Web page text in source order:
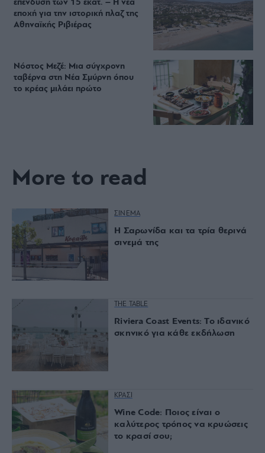
επένδυση των 15 εκατ. – Η νέα
εποχή για την ιστορική πλαζ της
Αθηναϊκής Ριβιέρας
Νόστος Μεζέ: Μια σύγχρονη
ταβέρνα στη Νέα Σμύρνη όπου
το κρέας μιλάει πρώτο
More to read
ΣΙΝΕΜΑ
Η Σαρωνίδα και τα τρία θερινά
σινεμά της
THE TABLE
Riviera Coast Events: Το ιδανικό
σκηνικό για κάθε εκδήλωση
ΚΡΑΣΙ
Wine Code: Ποιος είναι ο
καλύτερος τρόπος να κρυώσεις
το κρασί σου;